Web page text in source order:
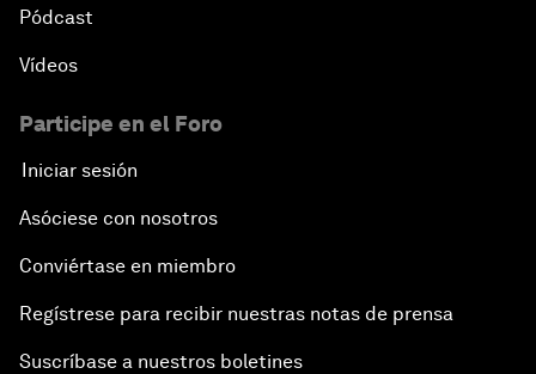
Pódcast
Vídeos
Participe en el Foro
Iniciar sesión
Asóciese con nosotros
Conviértase en miembro
Regístrese para recibir nuestras notas de prensa
Suscríbase a nuestros boletines